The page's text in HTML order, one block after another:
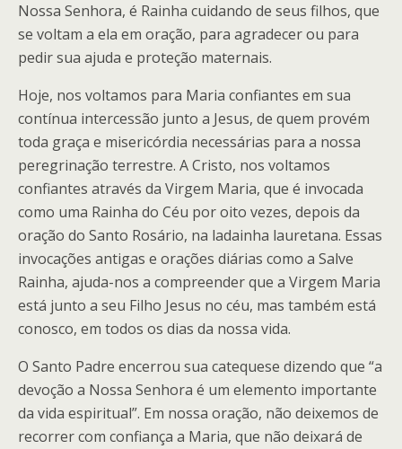
Nossa Senhora, é Rainha cuidando de seus filhos, que
se voltam a ela em oração, para agradecer ou para
pedir sua ajuda e proteção maternais.
Hoje, nos voltamos para Maria confiantes em sua
contínua intercessão junto a Jesus, de quem provém
toda graça e misericórdia necessárias para a nossa
peregrinação terrestre. A Cristo, nos voltamos
confiantes através da Virgem Maria, que é invocada
como uma Rainha do Céu por oito vezes, depois da
oração do Santo Rosário, na ladainha lauretana. Essas
invocações antigas e orações diárias como a Salve
Rainha, ajuda-nos a compreender que a Virgem Maria
está junto a seu Filho Jesus no céu, mas também está
conosco, em todos os dias da nossa vida.
O Santo Padre encerrou sua catequese dizendo que “a
devoção a Nossa Senhora é um elemento importante
da vida espiritual”. Em nossa oração, não deixemos de
recorrer com confiança a Maria, que não deixará de